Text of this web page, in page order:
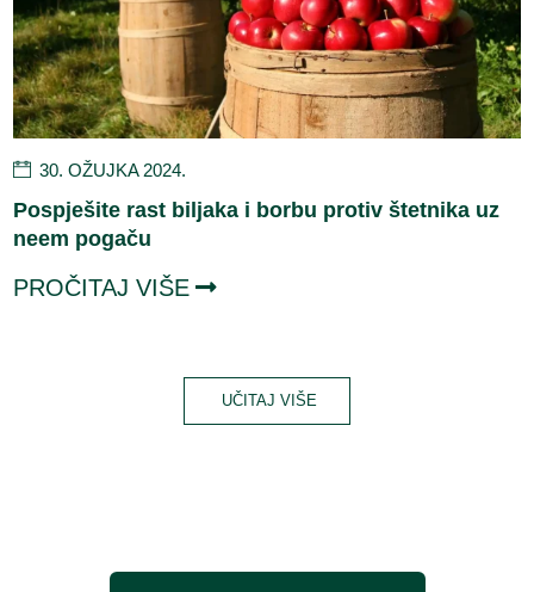
30. OŽUJKA 2024.
Pospješite rast biljaka i borbu protiv štetnika uz
neem pogaču
PROČITAJ VIŠE
UČITAJ VIŠE